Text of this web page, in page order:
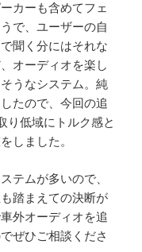
カーも含めてフェ
で、ユーザーの自
聞く分にはそれな
オーディオを楽し
うなシステム。純
たので、今回の追
り低域にトルク感と
しました。
テムが多いので、
踏まえての決断が
外オーディオを追
ぜひご相談くださ